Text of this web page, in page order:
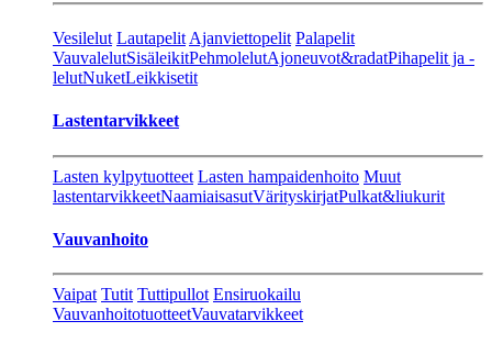
Vesilelut Lautapelit Ajanviettopelit Palapelit
VauvalelutSisäleikitPehmolelutAjoneuvot&radatPihapelit ja -
lelutNuketLeikkisetit
Lastentarvikkeet
Lasten kylpytuotteet Lasten hampaidenhoito Muut
lastentarvikkeetNaamiaisasutVärityskirjatPulkat&liukurit
Vauvanhoito
Vaipat Tutit Tuttipullot Ensiruokailu
VauvanhoitotuotteetVauvatarvikkeet